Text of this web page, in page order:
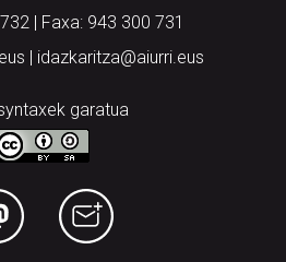
| Faxa: 943 300 731
| idazkaritza@aiurri.eus
garatua